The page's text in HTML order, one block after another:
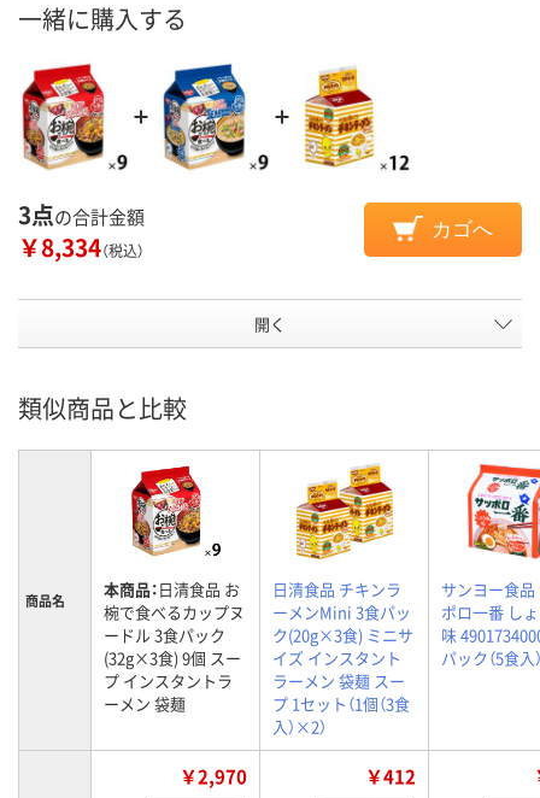
一緒に購入する
3点の合計金額
￥8,334（税込）
カゴへ
開く
類似商品と比較
商品名 本商品：日清食品 お
椀で食べるカップヌ
ードル 3食パック
(32g×3食) 9個 スー
プ インスタントラ
ーメン 袋麺
日清食品 チキンラ
ーメンMini 3食パッ
ク(20g×3食) ミニサ
イズ インスタント
ラーメン 袋麺 スー
プ 1セット（1個（3食
入）×2）
サンヨー食品
ポロ一番 し
味
パック（5食入
￥2,970 ￥412